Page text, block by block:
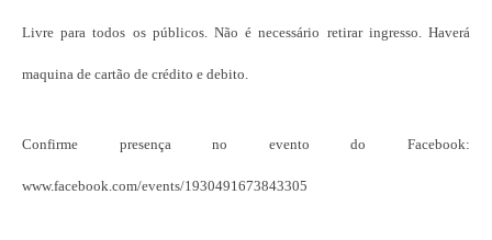
Livre para todos os públicos. Não é necessário retirar ingresso. Haverá
maquina de cartão de crédito e debito.
Confirme presença no evento do Facebook:
www.facebook.com/events/1930491673843305